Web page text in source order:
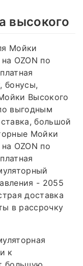
высокого
Мойки
OZON по
бонусы,
Высокого
выгодным
большой
Мойки
OZON по
- 2055
доставка
в рассрочку
к